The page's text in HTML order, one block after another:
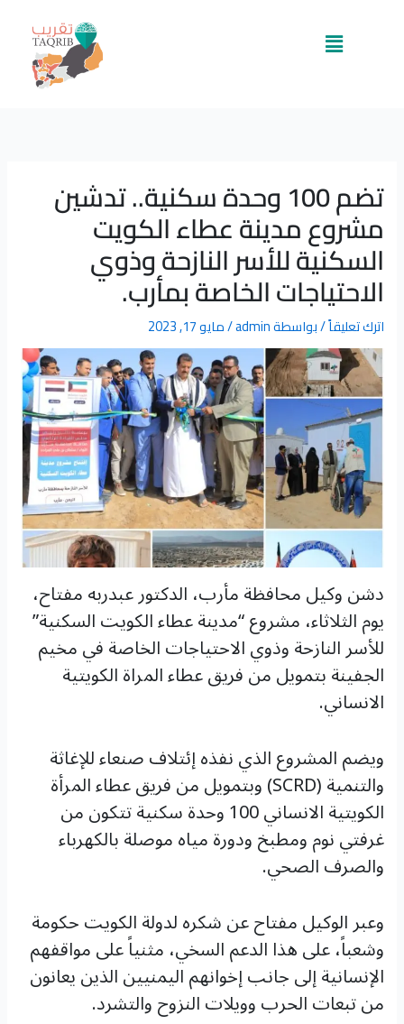
القائمة
تضم 100 وحدة سكنية.. تدشين
مشروع مدينة عطاء الكويت
السكنية للأسر النازحة وذوي
الاحتياجات الخاصة بمأرب.
اترك تعليقاً/ بواسطةadmin
/مايو 17, 2023
دشن وكيل محافظة مأرب، الدكتور عبدربه مفتاح،
يوم الثلاثاء، مشروع “مدينة عطاء الكويت السكنية”
للأسر النازحة وذوي الاحتياجات الخاصة في مخيم
الجفينة بتمويل من فريق عطاء المراة الكويتية
الانساني.
ويضم المشروع الذي نفذه إئتلاف صنعاء للإغاثة
والتنمية (SCRD) وبتمويل من فريق عطاء المرأة
الكويتية الانساني 100 وحدة سكنية تتكون من
غرفتي نوم ومطبخ ودورة مياه موصلة بالكهرباء
والصرف الصحي.
وعبر الوكيل مفتاح عن شكره لدولة الكويت حكومة
وشعباً، على هذا الدعم السخي، مثنياً على مواقفهم
الإنسانية إلى جانب إخوانهم اليمنيين الذين يعانون
من تبعات الحرب وويلات النزوح والتشرد.